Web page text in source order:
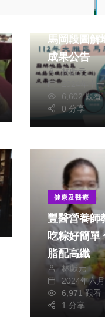
馬岡段圖解
成果公告
林獻元
2024年十
6,602 觀看
0 分享
健康及醫療
豐醫營養師
吃粽好簡單 低鹽低
脂配高纖
林獻元
2024年六
6,971 觀看
1 分享